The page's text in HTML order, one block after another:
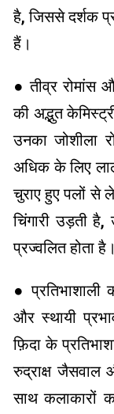
है, जिससे दर्शक
हैं।
● तीव्र रोमांस
की अद्भुत
उनका जोशीला
अधिक के लिए
चुराए हुए पलों से
चिंगारी उड़ती
प्रज्वलित होता है।
●
और स्थायी
फ़िदा के
रुद्राक्ष जैसवाल
साथ कलाकारों